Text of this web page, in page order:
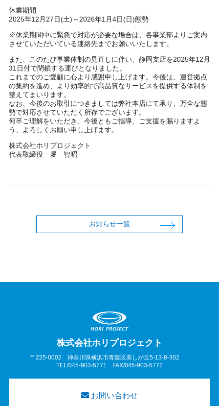
休業期間
2025年12月27日(土)～2026年1月4日(日)態勢
※休業期間中に緊急で対応が必要な場合は、各事業部よりご案内
させていただいている連絡先までお願いいたします。
また、このたび事業体制の見直しに伴い、静岡支店を2025年12月
31日付で閉鎖する運びとなりました。
これまでのご愛顧に心より感謝申し上げます。今後は、運営拠点
の集約を進め、より効率的で高品質なサービスを提供する体制を
整えてまいります。
なお、今後のお取引につきましては弊社本店にて承り、万全な態
勢で対応させていただく所存でございます。
何卒ご理解をいただき、今後ともご指導、ご支援を賜りますよ
う、よろしくお願い申し上げます。
株式会社ホリプロジェクト
代表取締役 堀 智昭
お知らせ一覧
株式会社ホリプロジェクト
〒225-0002 神奈川県横浜市青葉区美しが丘5-13-8-302
TEL/045-903-5771 FAX/045-903-5772
お問い合わせ